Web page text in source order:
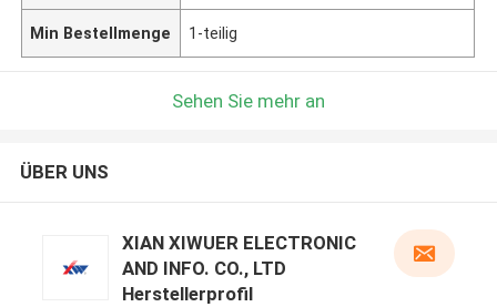
Min Bestellmenge 1-teilig
Sehen Sie mehr an
ÜBER UNS
XIAN XIWUER ELECTRONIC
AND INFO. CO., LTD
Herstellerprofil